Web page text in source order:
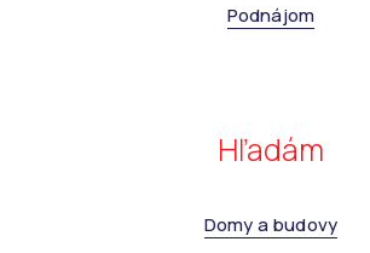
Podnájom
Hľadám
Domy a budovy